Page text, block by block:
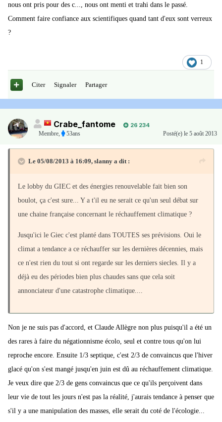
nous ont pris pour des c..., nous ont menti et trahi dans le passé.
Comment faire confiance aux scientifiques quand tant d'eux sont verreux
?
1
Citer Signaler Partager
Crabe_fantome
26 234
Membre, 53ans Posté(e) le 5 août 2013
Le 05/08/2013 à 16:09, slanny a dit :
Le lobby du GIEC et des énergies renouvelable fait bien son
boulot, ça c'est sure... Y a t'il eu ne serait ce qu'un seul débat sur
une chaine française concernant le réchauffement climatique ?
Jusqu'ici le Giec c'est planté dans TOUTES ses prévisions. Oui le
climat a tendance a ce réchauffer sur les dernières décennies, mais
ce n'est rien du tout si ont regarde sur les derniers siecles. Il y a
déjà eu des périodes bien plus chaudes sans que cela soit
annonciateur d'une catastrophe climatique....
Non je ne suis pas d'accord, et Claude Allègre non plus puisqu'il a été un
des rares à faire du négationnisme écolo, seul et contre tous qu'on lui
reproche encore. Ensuite 1/3 septique, c'est 2/3 de convaincus que l'hiver
glacé qu'on s'est mangé jusqu'en juin est dû au réchauffement climatique.
Je veux dire que 2/3 de gens convaincus que ce qu'ils perçoivent dans
leur vie de tout les jours n'est pas la réalité, j'aurais tendance à penser que
s'il y a une manipulation des masses, elle serait du coté de l'écologie...